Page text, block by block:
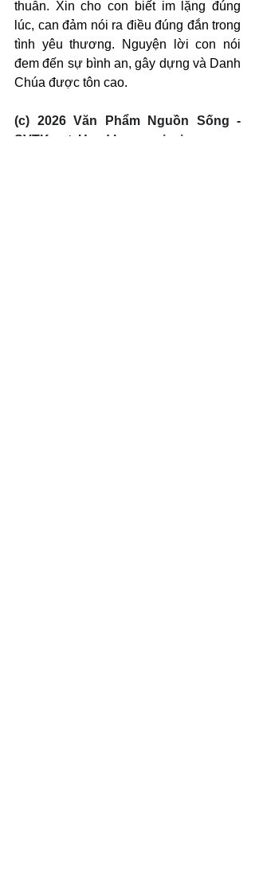
thuẫn. Xin cho con biết im lặng đúng
lúc, can đảm nói ra điều đúng đắn trong
tình yêu thương. Nguyện lời con nói
đem đến sự bình an, gây dựng và Danh
Chúa được tôn cao.
(c) 2026 Văn Phẩm Nguồn Sống -
SVTK.net. Used by permission.